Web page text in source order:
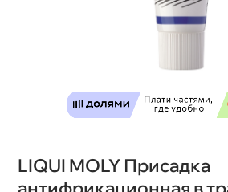
LIQUI MOLY Присадка